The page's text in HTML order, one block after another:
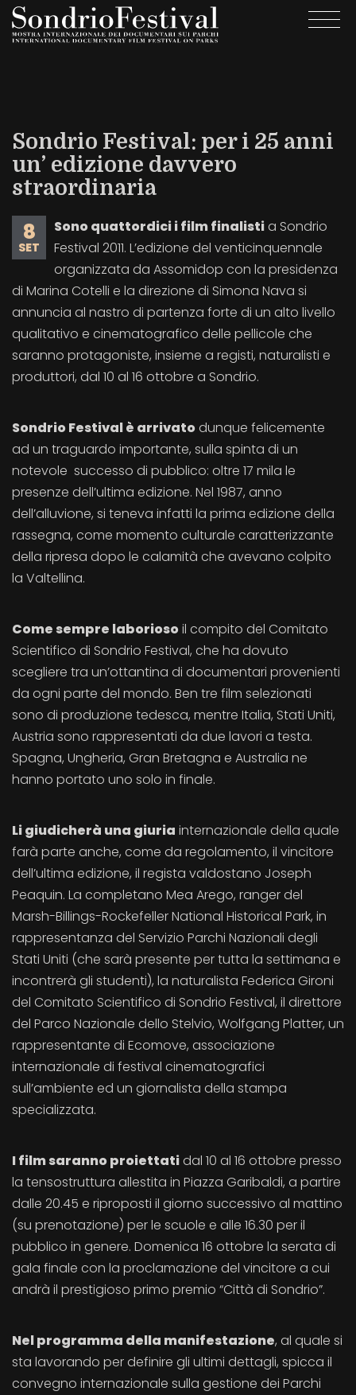
Salta
Sondrio Festival: per i 25 anni
un’ edizione davvero
straordinaria
8
SET
Sono quattordici i film finalistia Sondrio
Festival 2011. L’edizione del venticinquennale
organizzata da Assomidop con la presidenza
di Marina Cotelli e la direzione di Simona Nava si
annuncia al nastro di partenza forte di un alto livello
qualitativo e cinematografico delle pellicole che
saranno protagoniste, insieme a registi, naturalisti e
produttori, dal 10 al 16 ottobre a Sondrio.
Sondrio Festival è arrivatodunque felicemente
ad un traguardo importante, sulla spinta di un
notevole successo di pubblico: oltre 17 mila le
presenze dell’ultima edizione. Nel 1987, anno
dell’alluvione, si teneva infatti la prima edizione della
rassegna, come momento culturale caratterizzante
della ripresa dopo le calamità che avevano colpito
la Valtellina.
Come sempre laboriosoil compito del Comitato
Scientifico di Sondrio Festival, che ha dovuto
scegliere tra un’ottantina di documentari provenienti
da ogni parte del mondo. Ben tre film selezionati
sono di produzione tedesca, mentre Italia, Stati Uniti,
Austria sono rappresentati da due lavori a testa.
Spagna, Ungheria, Gran Bretagna e Australia ne
hanno portato uno solo in finale.
Li giudicherà una giuria internazionale della quale
farà parte anche, come da regolamento, il vincitore
dell’ultima edizione, il regista valdostano Joseph
Peaquin. La completano Mea Arego, ranger del
Marsh-Billings-Rockefeller National Historical Park, in
rappresentanza del Servizio Parchi Nazionali degli
Stati Uniti (che sarà presente per tutta la settimana e
incontrerà gli studenti), la naturalista Federica Gironi
del Comitato Scientifico di Sondrio Festival, il direttore
del Parco Nazionale dello Stelvio, Wolfgang Platter, un
rappresentante di Ecomove, associazione
internazionale di festival cinematografici
sull’ambiente ed un giornalista della stampa
specializzata.
I film saranno proiettatidal 10 al 16 ottobre presso
la tensostruttura allestita in Piazza Garibaldi, a partire
dalle 20.45 e riproposti il giorno successivo al mattino
(su prenotazione) per le scuole e alle 16.30 per il
pubblico in genere. Domenica 16 ottobre la serata di
gala finale con la proclamazione del vincitore a cui
andrà il prestigioso primo premio “Città di Sondrio”.
Nel programma della manifestazione, al quale si
sta lavorando per definire gli ultimi dettagli, spicca il
convegno internazionale sulla gestione dei Parchi